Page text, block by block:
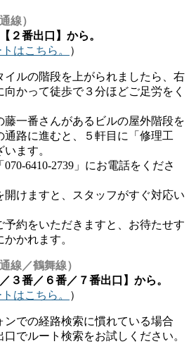
線）
２番出口】から。
はこちら。 ）
イルの階段を上がられましたら、右
かって徒歩で３分ほどご足労をく
藤一番さんがあるビルの屋外階段を
通路に進むと、５軒目に「修理工
ます。
6410-2739」にお電話をくださ
開けますと、スタッフがすぐ対応い
予約をいただきますと、お待たせす
かれます。
線／鶴舞線）
３番／６番／７番出口】から。
はこちら。 ）
ンでの経路検索に慣れている場合
でルート検索をお試しください。